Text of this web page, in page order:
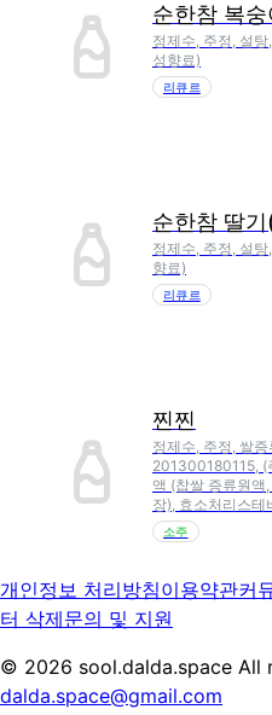
순한참 복
정제수, 주정, 설
성향료)
리큐르
순한참 딸
정제수, 주정, 설
향료)
리큐르
찐찐
정제수, 주정, 쌀
201300180115, (
액 (찹쌀 증류원
장), 효소처리스테
소주
개인정보 처리방침이용약관커
터 삭제문의 및 지원
© 2026 sool.dalda.space All
dalda.space@gmail.com